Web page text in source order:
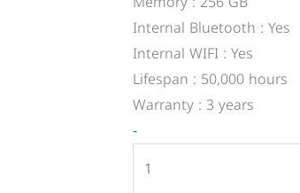
Internal Bluetooth : Yes
Internal WIFI : Yes
Lifespan : 50,000 hours
Warranty : 3 years
-